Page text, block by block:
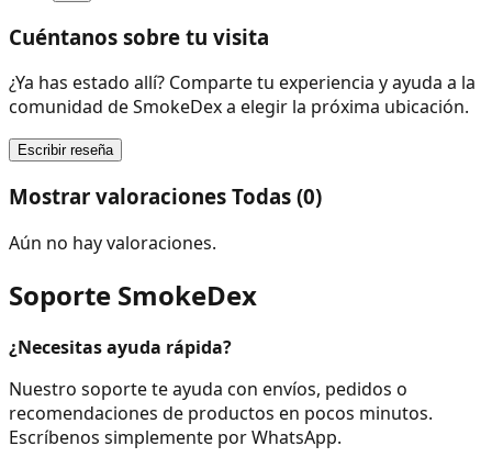
Cuéntanos sobre tu visita
¿Ya has estado allí? Comparte tu experiencia y ayuda a la
comunidad de SmokeDex a elegir la próxima ubicación.
Escribir reseña
Mostrar valoraciones Todas (0)
Aún no hay valoraciones.
Soporte SmokeDex
¿Necesitas ayuda rápida?
Nuestro soporte te ayuda con envíos, pedidos o
recomendaciones de productos en pocos minutos.
Escríbenos simplemente por WhatsApp.